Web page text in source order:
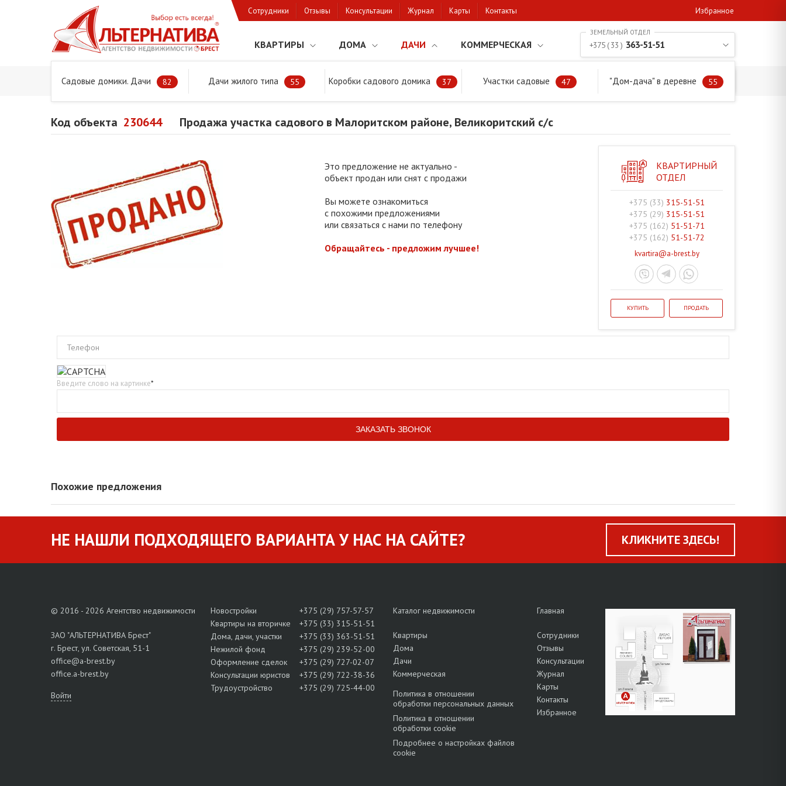
Сотрудники Отзывы Консультации Журнал Карты Контакты Избранное
КВАРТИРЫ ДОМА ДАЧИ КОММЕРЧЕСКАЯ
Садовые домики. Дачи 82 Дачи жилого типа 55 Коробки садового домика 37 Участки садовые 47 "Дом-дача" в деревне 55
+375 ( 33 ) 363-51-51
Главная Предложения Дачи, садовые домики и участки Продажа участка садового в Малоритском районе, Великоритский с/с
Код объекта 230644 Продажа участка садового в Малоритском районе, Великоритский с/с
Это предложение не актуально -
объект продан или снят с продажи
Вы можете ознакомиться
с похожими предложениями
или связаться с нами по телефону
Обращайтесь - предложим лучшее!
КВАРТИРНЫЙ
ОТДЕЛ
+375 (33) 315-51-51
+375 (29) 315-51-51
+375 (162) 51-51-71
+375 (162) 51-51-72
kvartira@a-brest.by
КУПИТЬ ПРОДАТЬ
Телефон
Введите слово на картинке*
Похожие предложения
НЕ НАШЛИ ПОДХОДЯЩЕГО ВАРИАНТА У НАС НА САЙТЕ? КЛИКНИТЕ ЗДЕСЬ!
© 2016 - 2026 Агентство недвижимости
ЗАО "АЛЬТЕРНАТИВА Брест"
г. Брест, ул. Советская, 51-1
office@a-brest.by
office.a-brest.by
Войти
Новостройки
+375 (29) 757-57-57
Квартиры на вторичке
+375 (33) 315-51-51
Дома, дачи, участки
+375 (33) 363-51-51
Нежилой фонд
+375 (29) 239-52-00
Оформление сделок
+375 (29) 727-02-07
Консультации юристов
+375 (29) 722-38-36
Трудоустройство
+375 (29) 725-44-00
Каталог недвижимости
Квартиры
Дома
Дачи
Коммерческая
Политика в отношении
обработки персональных данных
Политика в отношении
обработки cookie
Подробнее о настройках файлов
cookie
Главная
Сотрудники
Отзывы
Консультации
Журнал
Карты
Контакты
Избранное